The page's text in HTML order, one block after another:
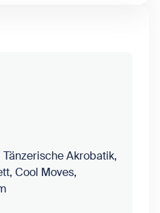
Akrobatik,
Cool Moves,